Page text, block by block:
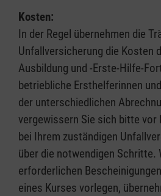
Kosten:
In der Regel übernehmen die
Unfallversicherung die Kosten
Ausbildung und -Erste-Hilfe-
betriebliche Ersthelferinnen
der unterschiedlichen
vergewissern Sie sich bitte vor
bei Ihrem zuständigen
über die notwendigen Schritte.
erforderlichen
eines Kurses vorlegen,